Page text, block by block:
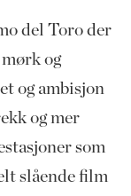
del Toro der
og
og ambisjon
og mer
som
slående film